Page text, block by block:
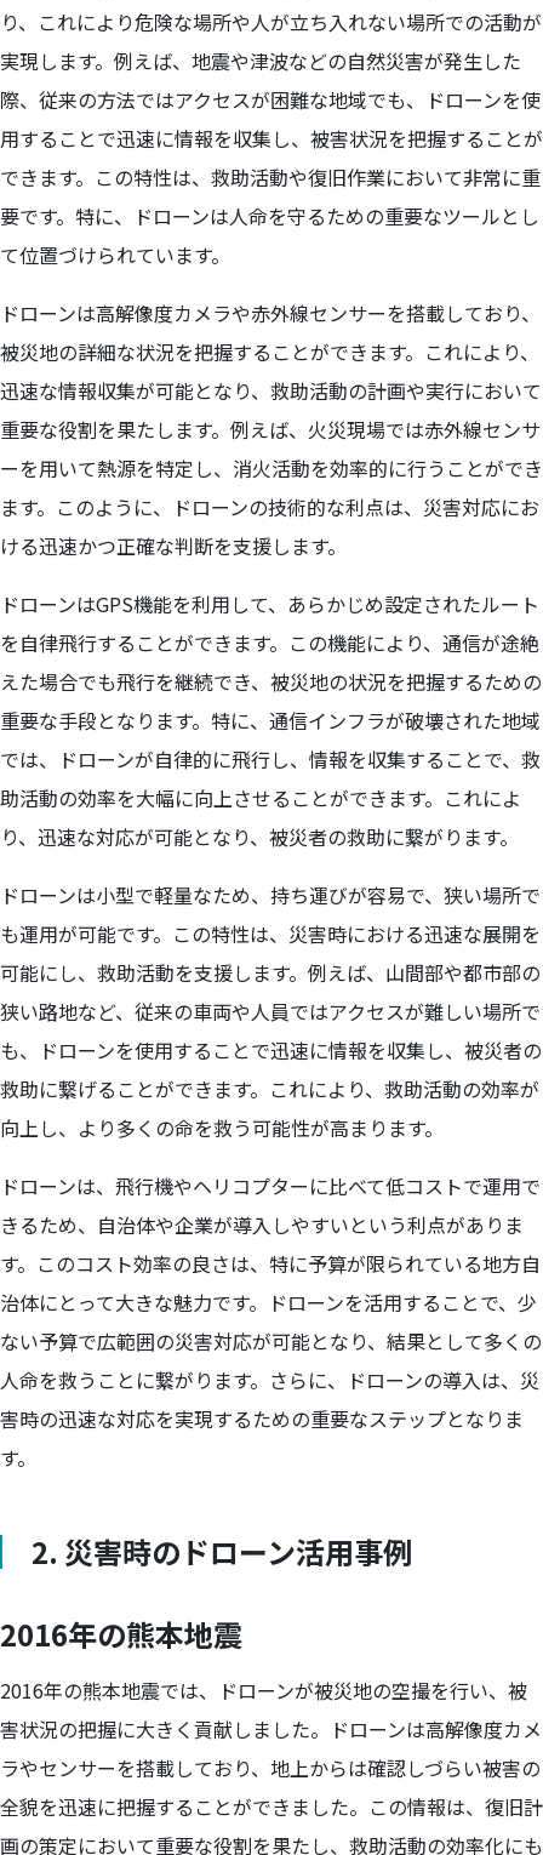
り、これにより危険な場所や人が立ち入れない場所での活動が
実現します。例えば、地震や津波などの自然災害が発生した
際、従来の方法ではアクセスが困難な地域でも、ドローンを使
用することで迅速に情報を収集し、被害状況を把握することが
できます。この特性は、救助活動や復旧作業において非常に重
要です。特に、ドローンは人命を守るための重要なツールとし
て位置づけられています。
ドローンは高解像度カメラや赤外線センサーを搭載しており、
被災地の詳細な状況を把握することができます。これにより、
迅速な情報収集が可能となり、救助活動の計画や実行において
重要な役割を果たします。例えば、火災現場では赤外線センサ
ーを用いて熱源を特定し、消火活動を効率的に行うことができ
ます。このように、ドローンの技術的な利点は、災害対応にお
ける迅速かつ正確な判断を支援します。
ドローンはGPS機能を利用して、あらかじめ設定されたルート
を自律飛行することができます。この機能により、通信が途絶
えた場合でも飛行を継続でき、被災地の状況を把握するための
重要な手段となります。特に、通信インフラが破壊された地域
では、ドローンが自律的に飛行し、情報を収集することで、救
助活動の効率を大幅に向上させることができます。これによ
り、迅速な対応が可能となり、被災者の救助に繋がります。
ドローンは小型で軽量なため、持ち運びが容易で、狭い場所で
も運用が可能です。この特性は、災害時における迅速な展開を
可能にし、救助活動を支援します。例えば、山間部や都市部の
狭い路地など、従来の車両や人員ではアクセスが難しい場所で
も、ドローンを使用することで迅速に情報を収集し、被災者の
救助に繋げることができます。これにより、救助活動の効率が
向上し、より多くの命を救う可能性が高まります。
ドローンは、飛行機やヘリコプターに比べて低コストで運用で
きるため、自治体や企業が導入しやすいという利点がありま
す。このコスト効率の良さは、特に予算が限られている地方自
治体にとって大きな魅力です。ドローンを活用することで、少
ない予算で広範囲の災害対応が可能となり、結果として多くの
人命を救うことに繋がります。さらに、ドローンの導入は、災
害時の迅速な対応を実現するための重要なステップとなりま
す。
2. 災害時のドローン活用事例
2016年の熊本地震
2016年の熊本地震では、ドローンが被災地の空撮を行い、被
害状況の把握に大きく貢献しました。ドローンは高解像度カメ
ラやセンサーを搭載しており、地上からは確認しづらい被害の
全貌を迅速に把握することができました。この情報は、復旧計
画の策定において重要な役割を果たし、救助活動の効率化にも